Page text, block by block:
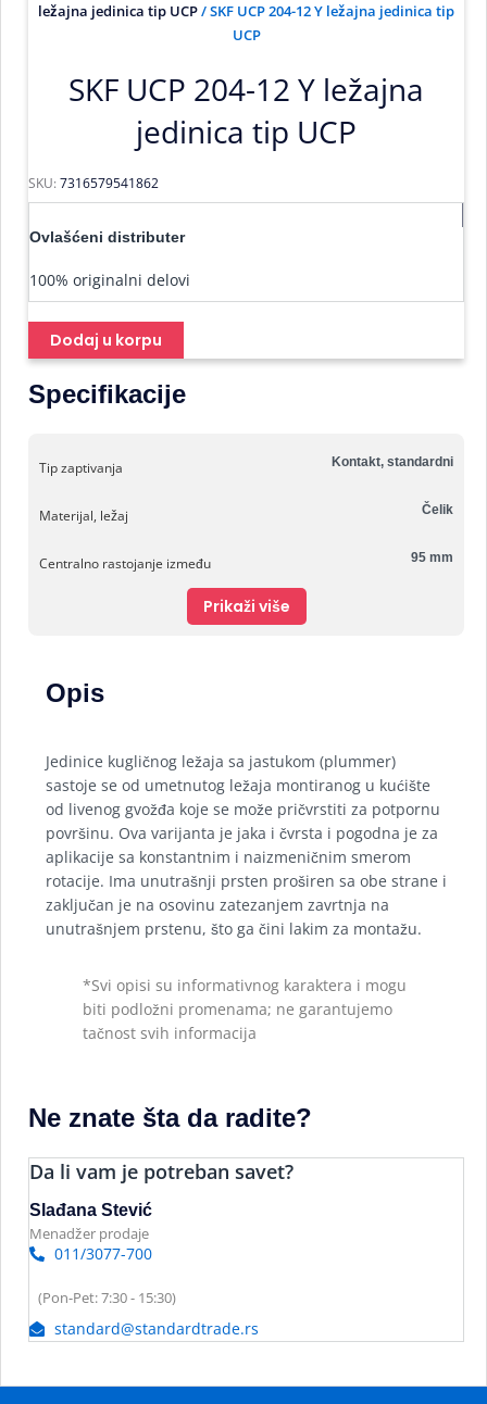
ležajna jedinica tip UCP/ SKF UCP 204-12 Y ležajna jedinica tip
UCP
SKF UCP 204-12 Y ležajna
jedinica tip UCP
SKU: 7316579541862
Ovlašćeni distributer
100% originalni delovi
Dodaj u korpu
Specifikacije
Tip zaptivanja Kontakt, standardni
Materijal, ležaj Čelik
Centralno rastojanje između 95 mm
Prikaži više
Opis
Jedinice kugličnog ležaja sa jastukom (plummer)
sastoje se od umetnutog ležaja montiranog u kućište
od livenog gvožđa koje se može pričvrstiti za potpornu
površinu. Ova varijanta je jaka i čvrsta i pogodna je za
aplikacije sa konstantnim i naizmeničnim smerom
rotacije. Ima unutrašnji prsten proširen sa obe strane i
zaključan je na osovinu zatezanjem zavrtnja na
unutrašnjem prstenu, što ga čini lakim za montažu.
*Svi opisi su informativnog karaktera i mogu
biti podložni promenama; ne garantujemo
tačnost svih informacija
Ne znate šta da radite?
Da li vam je potreban savet?
Slađana Stević
Menadžer prodaje
011/3077-700
(Pon-Pet: 7:30 - 15:30)
standard@standardtrade.rs